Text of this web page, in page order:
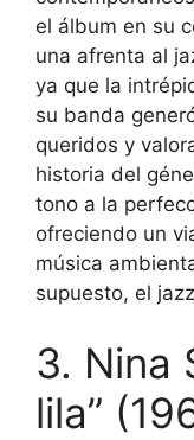
el álbum en su
una afrenta al
ya que la
su banda
queridos y
historia del
tono a la
ofreciendo un
música
supuesto, el
3. Nina
lila”